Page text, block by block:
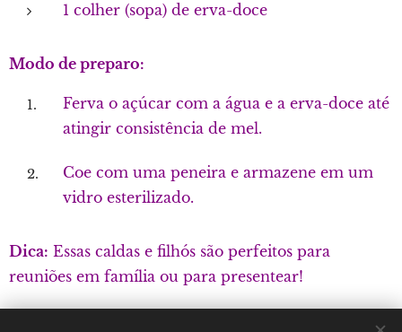
1 colher (sopa) de erva-doce
Modo de preparo:
Ferva o açúcar com a água e a erva-doce até
atingir consistência de mel.
Coe com uma peneira e armazene em um
vidro esterilizado.
Dica: Essas caldas e filhós são perfeitos para
reuniões em família ou para presentear!